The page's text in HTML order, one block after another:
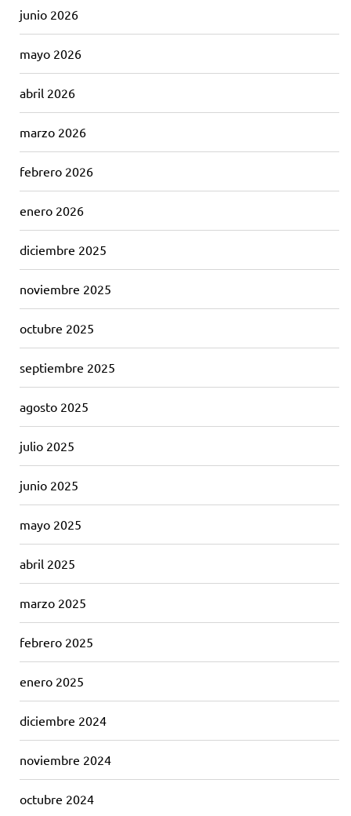
junio 2026
mayo 2026
abril 2026
marzo 2026
febrero 2026
enero 2026
diciembre 2025
noviembre 2025
octubre 2025
septiembre 2025
agosto 2025
julio 2025
junio 2025
mayo 2025
abril 2025
marzo 2025
febrero 2025
enero 2025
diciembre 2024
noviembre 2024
octubre 2024